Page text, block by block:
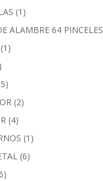
(1)
ALAMBRE 64 PINCELES
(1)
(2)
(4)
(1)
(6)